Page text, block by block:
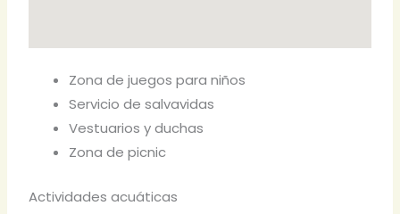
Zona de juegos para niños
Servicio de salvavidas
Vestuarios y duchas
Zona de picnic
Actividades acuáticas